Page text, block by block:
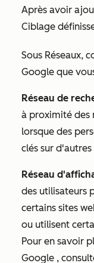
Après avoir
Ciblage
Sous Réseaux,
Google que
Réseau de
à proximité des
lorsque des
clés sur
Réseau
des utilisateurs
certains sites
ou utilisent
Pour en savoir
Google ,